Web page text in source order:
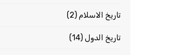
تاريخ الاسلام (2)
تاريخ الدول (14)